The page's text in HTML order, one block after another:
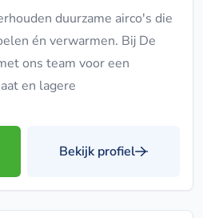
duurzame airco's die
én verwarmen. Bij De
ons team voor een
en lagere
Bekijk profiel